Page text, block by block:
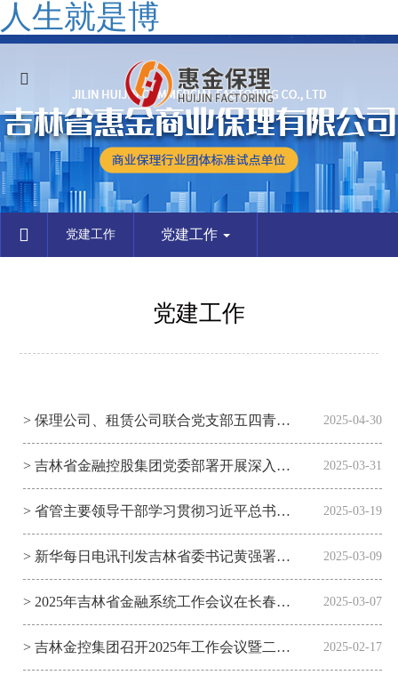
人生就是博
党建工作 党建工作
党建工作
2025-04-30
> 保理公司、租赁公司联合党支部五四青年节前 积极开展办公场所清洁打扫活动
2025-03-31
> 吉林省金融控股集团党委部署开展深入贯彻中央八项规定精神学习教育
2025-03-19
> 省管主要领导干部学习贯彻习近平总书记在吉林重要讲话精神专题研讨班举行开班式
2025-03-09
> 新华每日电讯刊发吉林省委书记黄强署名文章 ：奋力推动高质量发展明显进位 谱写中国式现代化吉林篇章
2025-03-07
> 2025年吉林省金融系统工作会议在长春召开
2025-02-17
> 吉林金控集团召开2025年工作会议暨二届六次职工代表大会